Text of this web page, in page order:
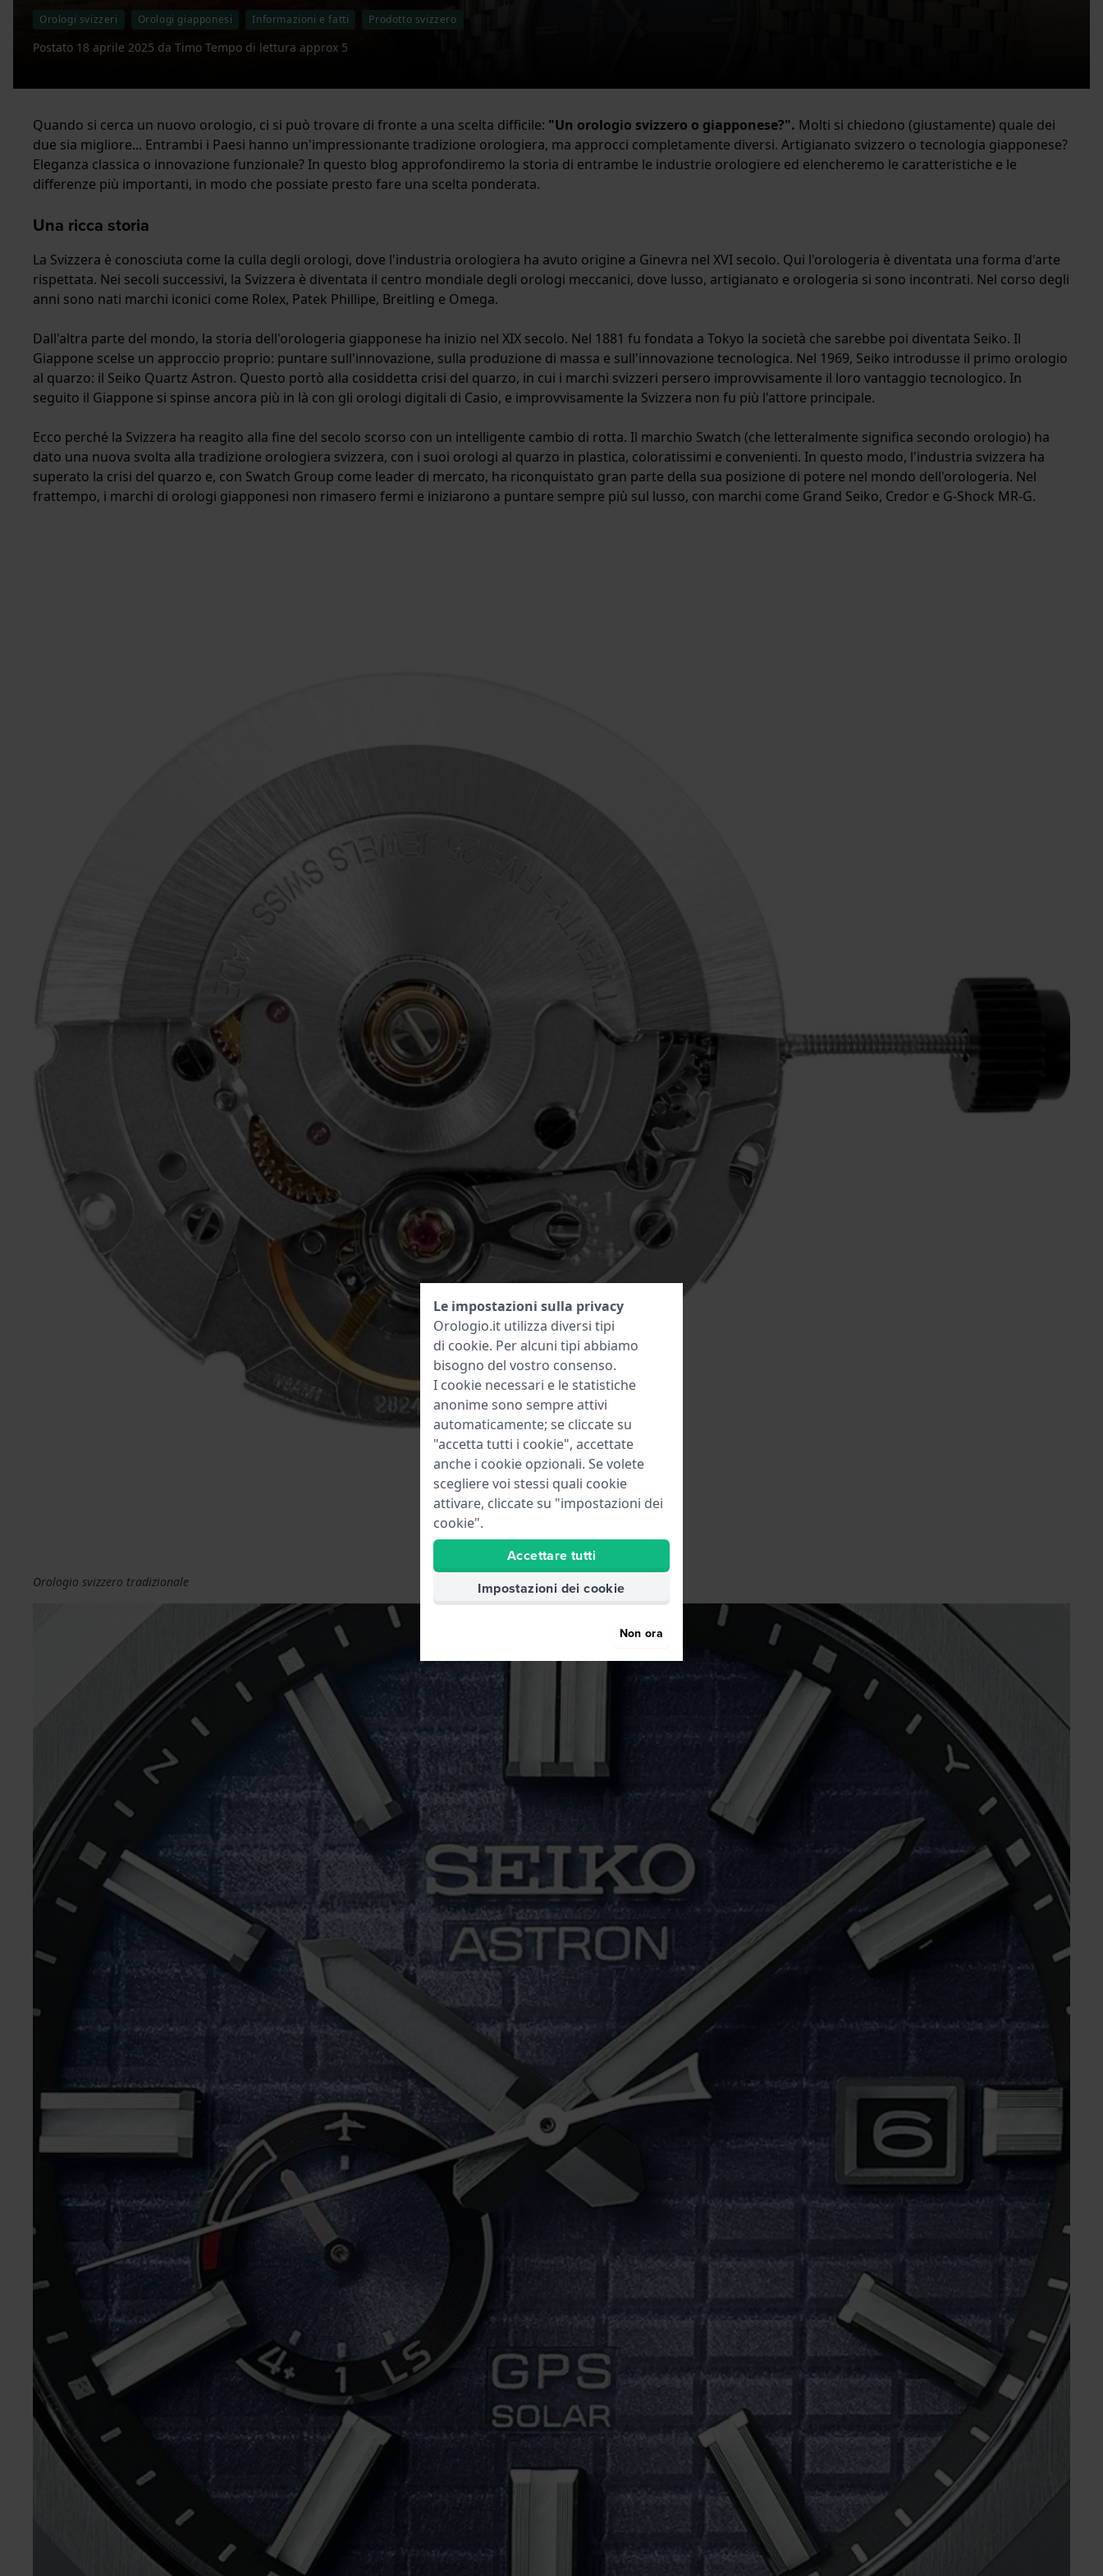
Orologi svizzeri Orologi giapponesi Informazioni e fatti Prodotto svizzero
Postato 18 aprile 2025 da Timo Tempo di lettura approx 5
Quando si cerca un nuovo orologio, ci si può trovare di fronte a una scelta difficile: "Un orologio svizzero o giapponese?". Molti si chiedono (giustamente) quale dei
due sia migliore... Entrambi i Paesi hanno un'impressionante tradizione orologiera, ma approcci completamente diversi. Artigianato svizzero o tecnologia giapponese?
Eleganza classica o innovazione funzionale? In questo blog approfondiremo la storia di entrambe le industrie orologiere ed elencheremo le caratteristiche e le
differenze più importanti, in modo che possiate presto fare una scelta ponderata.
Una ricca storia
La Svizzera è conosciuta come la culla degli orologi, dove l'industria orologiera ha avuto origine a Ginevra nel XVI secolo. Qui l'orologeria è diventata una forma d'arte
rispettata. Nei secoli successivi, la Svizzera è diventata il centro mondiale degli orologi meccanici, dove lusso, artigianato e orologeria si sono incontrati. Nel corso degli
anni sono nati marchi iconici come Rolex, Patek Phillipe, Breitling e Omega.
Dall'altra parte del mondo, la storia dell'orologeria giapponese ha inizio nel XIX secolo. Nel 1881 fu fondata a Tokyo la società che sarebbe poi diventata Seiko. Il
Giappone scelse un approccio proprio: puntare sull'innovazione, sulla produzione di massa e sull'innovazione tecnologica. Nel 1969, Seiko introdusse il primo orologio
al quarzo: il Seiko Quartz Astron. Questo portò alla cosiddetta crisi del quarzo, in cui i marchi svizzeri persero improvvisamente il loro vantaggio tecnologico. In
seguito il Giappone si spinse ancora più in là con gli orologi digitali di Casio, e improvvisamente la Svizzera non fu più l'attore principale.
Ecco perché la Svizzera ha reagito alla fine del secolo scorso con un intelligente cambio di rotta. Il marchio Swatch (che letteralmente significa secondo orologio) ha
dato una nuova svolta alla tradizione orologiera svizzera, con i suoi orologi al quarzo in plastica, coloratissimi e convenienti. In questo modo, l'industria svizzera ha
superato la crisi del quarzo e, con Swatch Group come leader di mercato, ha riconquistato gran parte della sua posizione di potere nel mondo dell'orologeria. Nel
frattempo, i marchi di orologi giapponesi non rimasero fermi e iniziarono a puntare sempre più sul lusso, con marchi come Grand Seiko, Credor e G-Shock MR-G.
Orologio svizzero tradizionale
Le impostazioni sulla privacy
Orologio.it utilizza diversi tipi
di cookie. Per alcuni tipi abbiamo
bisogno del vostro consenso.
I cookie necessari e le statistiche
anonime sono sempre attivi
automaticamente; se cliccate su
"accetta tutti i cookie", accettate
anche i cookie opzionali. Se volete
scegliere voi stessi quali cookie
attivare, cliccate su "impostazioni dei
cookie".
Accettare tutti
Impostazioni dei cookie
Non ora